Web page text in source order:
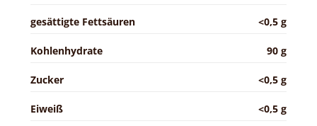
gesättigte Fettsäuren <0,5 g
Kohlenhydrate 90 g
Zucker <0,5 g
Eiweiß <0,5 g